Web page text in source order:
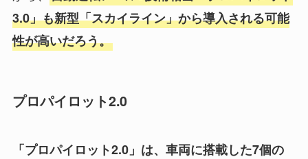
3.0」も新型「スカイライン」から導入される可能
性が高いだろう。
プロパイロット2.0
「プロパイロット2.0」は、車両に搭載した7個の